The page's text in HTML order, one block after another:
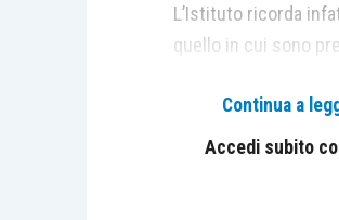
L’Istituto ricorda
quello in cui sono
necessario che il
dell’Isee, per
Continua a
Accedi subito